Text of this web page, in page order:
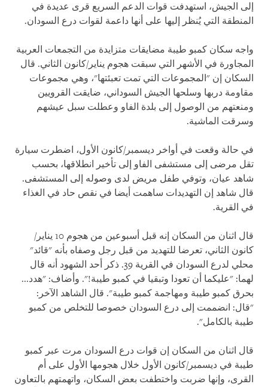
إلى الجيش، استهدفت قوات الدعم السريع قرى عديدة في
المنطقة التي يُنظر إليها على أنها داعمة لقوات درع السودان.
واجه سكان كمبو طيبة مضايقات متزايدة من التجمعات العربية
المجاورة في الأشهر التي سبقت هجوم يناير/كانون الثاني. قال
السكان إن "المجموعات التي تمت تعبئتها"، وهي مجموعات
مقاومة دربها وسلحها الجيش السوداني، ضايقت القرويين
ومنعتهم من الوصول إلى بلدة الفاو وعطلت سبل عيشهم
وسرقت الماشية.
في حالة وقعت في أواخر ديسمبر/كانون الأول، اضطرت سيارة
تقل مرضى إلى مستشفى الفاو إلى تأخير انطلاقها، بحسب
شاهد عيان، وتوفي طفل مريض لدى وصوله إلى المستشفى.
قال شاهد إن التهديدات ساهمت أيضا في نقص حاد في الغذاء
في القرية.
قال اثنان من السكان إنه قبل أسبوعين من هجوم 10 يناير/
كانون الثاني، تعرضا للتهديد من قبل رجل وصفاه بأنه "قائد"
محلي لدرع السودان في القرية 39. ذكر أحد الشهود أنه قال
لهما: "عليكما أن تعودا وتبقيا في كمبو طيبة!". وأضاف: "هدد...
بحرق كمبو طيبة ومهاجمة كمبو طيبة". قال الشاهد الآخر:
"قال: انضممت إلى درع السودان خصوصا للتخلص من كمبو
طيبة بالكامل".
قال اثنان من السكان إن قوات درع السودان مرت عبر كمبو
طيبة في ديسمبر/كانون الأول خلال هجومها الأول على أم
القرى، وإنها ضربت واختطفت بعض السكان، واتهمتهم بالتعاون